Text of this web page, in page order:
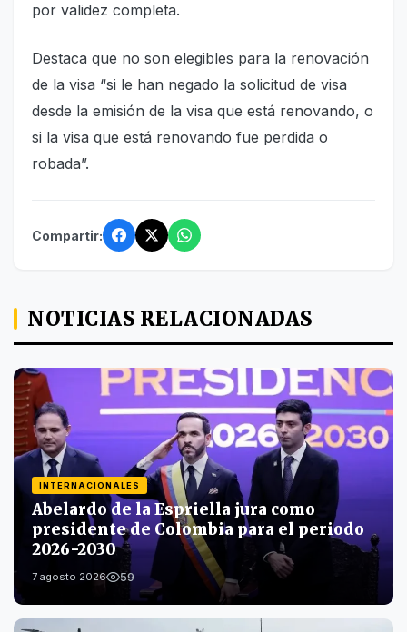
por validez completa.
Destaca que no son elegibles para la renovación
de la visa “si le han negado la solicitud de visa
desde la emisión de la visa que está renovando, o
si la visa que está renovando fue perdida o
robada”.
Compartir:
NOTICIAS RELACIONADAS
INTERNACIONALES
Abelardo de la Espriella jura como
presidente de Colombia para el periodo
2026-2030
7 agosto 2026 59